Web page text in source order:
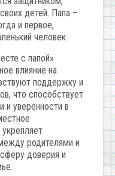
детей. Папа –
и первое,
человек.
с папой»
влияние на
поддержку и
что способствует
уверенности в
родителями и
доверия и